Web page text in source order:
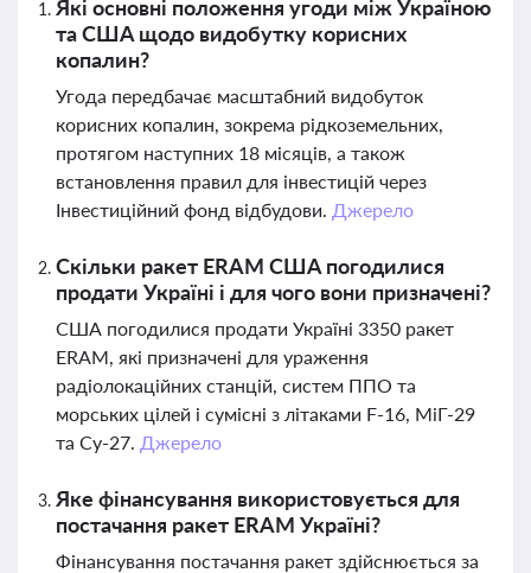
Які основні положення угоди між Україною
та США щодо видобутку корисних
копалин?
Угода передбачає масштабний видобуток
корисних копалин, зокрема рідкоземельних,
протягом наступних 18 місяців, а також
встановлення правил для інвестицій через
Інвестиційний фонд відбудови. Джерело
Скільки ракет ERAM США погодилися
продати Україні і для чого вони призначені?
США погодилися продати Україні 3350 ракет
ERAM, які призначені для ураження
радіолокаційних станцій, систем ППО та
морських цілей і сумісні з літаками F-16, МіГ-29
та Су-27. Джерело
Яке фінансування використовується для
постачання ракет ERAM Україні?
Фінансування постачання ракет здійснюється за